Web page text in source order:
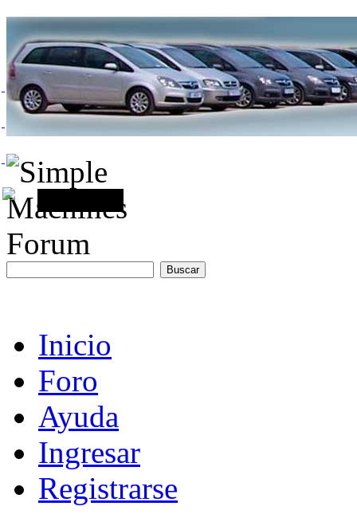
Inicio
Foro
Ayuda
Ingresar
Registrarse